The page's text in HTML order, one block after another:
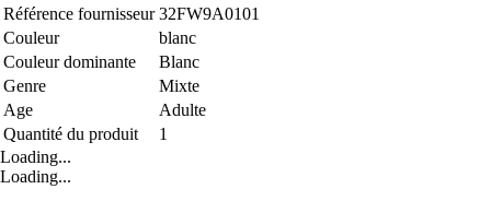
Référence fournisseur 32FW9A0101
Couleur
blanc
Couleur dominante
Blanc
Genre
Mixte
Age
Adulte
Quantité du produit
1
Loading...
Loading...